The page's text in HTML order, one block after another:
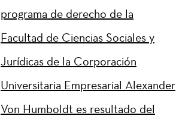
programa de derecho de la
Facultad de Ciencias Sociales y
Jurídicas de la Corporación
Universitaria Empresarial Alexander
Von Humboldt es resultado del